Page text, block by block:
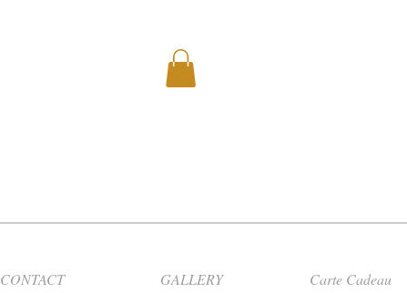
CONTACT GALLERY Carte Cadeau